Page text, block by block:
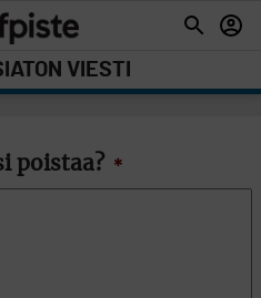
VIESTI
poistaa? *